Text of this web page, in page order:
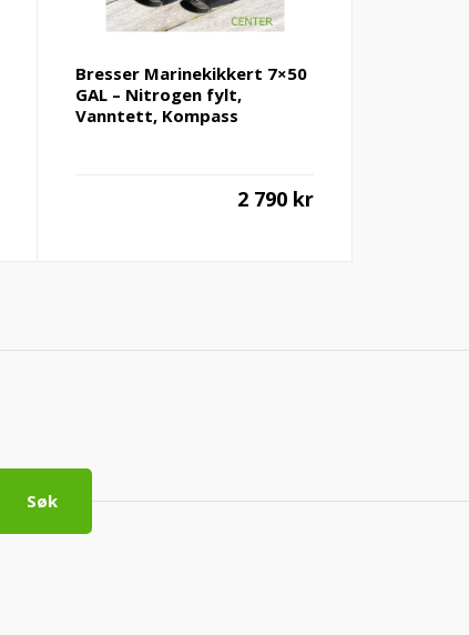
Bresser Marinekikkert 7×50
GAL – Nitrogen fylt,
Vanntett, Kompass
2 790 kr
Søk